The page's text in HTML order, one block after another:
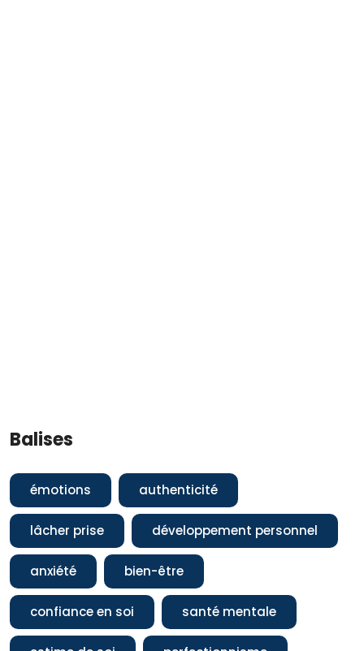
Balises
émotions authenticité
lâcher prise développement personnel
anxiété bien-être
confiance en soi santé mentale